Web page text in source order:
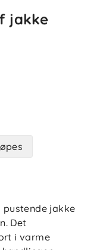
jakke
pustende jakke
Det
i varme